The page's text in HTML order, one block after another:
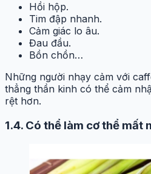
Hồi hộp.
Tim đập nhanh.
Cảm giác lo âu.
Đau đầu.
Bồn chồn…
Những người nhạy cảm với
thẳng thần kinh có thể cảm
rệt hơn.
1.4. Có thể làm cơ thể mất